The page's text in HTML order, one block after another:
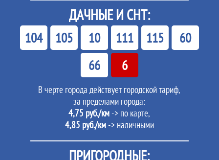
ДАЧНЫЕ И СНТ:
104 105 10 111 115
60
66
6
В черте города действует городской тариф,
за пределами города:
4,75 руб./км -> по карте,
4,85 руб./км-> наличными
ПРИГОРОДНЫЕ: